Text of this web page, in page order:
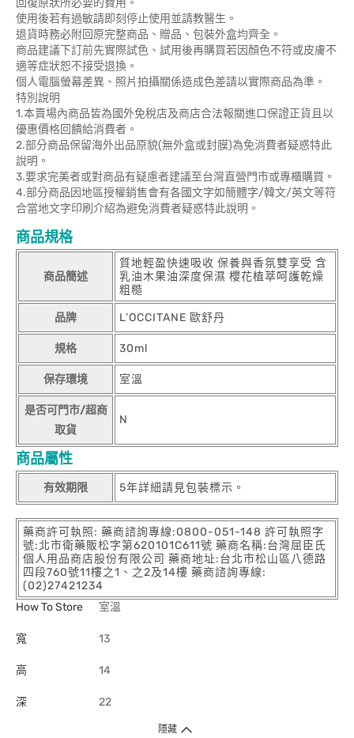
回復原狀所必要的費用。
使用後若有過敏請即刻停止使用並請教醫生。
退貨時務必附回原完整商品、贈品、包裝外盒均齊全。
商品建議下訂前先實際試色、試用後再購買若因顏色不符或皮膚不
適等症狀恕不接受退換。
個人電腦螢幕差異、照片拍攝關係造成色差請以實際商品為準。
特別說明
1.本賣場內商品皆為國外免稅店及商店合法報關進口保證正貨且以
優惠價格回饋給消費者。
2.部分商品保留海外出品原貌(無外盒或封膜)為免消費者疑惑特此
說明。
3.要求完美者或對商品有疑慮者建議至台灣直營門市或專櫃購買。
4.部分商品因地區授權銷售會有各國文字如簡體字/韓文/英文等符
合當地文字印刷介紹為避免消費者疑惑特此說明。
商品規格
商品簡述
質地輕盈快速吸收 保養與香氛雙享受 含
乳油木果油深度保濕 櫻花植萃呵護乾燥
粗糙
品牌 L’OCCITANE 歐舒丹
規格 30ml
保存環境 室溫
是否可門市/超商
取貨
N
商品屬性
有效期限 5年詳細請見包裝標示。
藥商許可執照: 藥商諮詢專線:0800-051-148 許可執照字
號:北市衛藥販松字第620101C611號 藥商名稱:台灣屈臣氏
個人用品商店股份有限公司 藥商地址:台北市松山區八德路
四段760號11樓之1、之2及14樓 藥商諮詢專線:
(02)27421234
How To Store
室溫
寬 13
高 14
深 22
隱藏